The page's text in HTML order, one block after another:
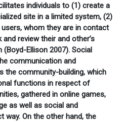
individuals to (1) create a
site in a limited system, (2)
whom they are in contact
review their and other’s
Ellison 2007). Social
communication and
the community-building, which
functions in respect of
gathered in online games,
as well as social and
way. On the other hand, the